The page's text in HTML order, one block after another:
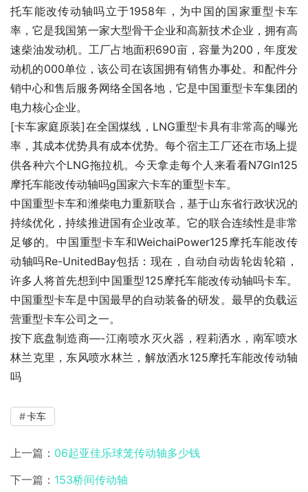
托车能改传动轴吗立于1958年，为中国的国家重型卡车
率，它是我国第一家大型骨干企业和高新技术企业，拥有高
速柴油发动机。工厂占地面积690亩，容量为200，年度发
动机的000单位，该公司在该国拥有销售办事处。和配件分
销中心和售后服务网络全国各地，它是中国重型卡车集团的
电力核心企业。
[卡车家庭原装]在全国煤线，LNG重型卡具有非常高的曝光
率，其成本优势具有成本优势。每个宿主工厂还在市场上提
供各种六个LNG拖拉机。今天拿走每个人来看看N7Gln125
摩托车能改传动轴吗g国家六卡车的重型卡车。
中国重型卡车和潍柴电力重新联合，基于山东省行政状况的
持续优化，持续推进国有企业改革。它的联合连续性是非常
足够的。中国重型卡车和WeichaiPower125摩托车能改传
动轴吗Re-UnitedBay包括：现在，自动自动齿轮齿轮箱，
许多人将首先想到中国重型125摩托车能改传动轴吗卡车。
中国重型卡车是中国最早的自动装备的研发。最早的负载运
营重型卡车公司之一。
按下底盘制造商—-江南喷水灭火器，程莉洒水，南军喷水
林兰克里，东风喷水林兰，解放洒水125摩托车能改传动轴
吗
卡车
上一篇： 06起亚佳乐球笼传动轴多少钱
下一篇： 153桥间传动轴